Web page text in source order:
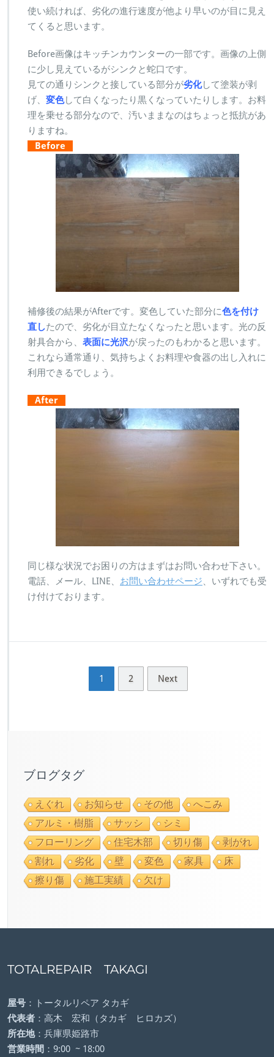
使い続ければ、劣化の進行速度が他より早いのが目に見え
てくると思います。
Before画像はキッチンカウンターの一部です。画像の上側
に少し見えているがシンクと蛇口です。
見ての通りシンクと接している部分が劣化して塗装が剥
げ、 変色して白くなったり黒くなっていたりします。お料
理を乗せる部分なので、汚いままなのはちょっと抵抗があ
りますね。
Before
補修後の結果がAfterです。変色していた部分に色を付け
直したので、劣化が目立たなくなったと思います。光の反
射具合から、 表面に光沢が戻ったのもわかると思います。
これなら通常通り、気持ちよくお料理や食器の出し入れに
利用できるでしょう。
After
同じ様な状況でお困りの方はまずはお問い合わせ下さい。
電話、メール、LINE、 お問い合わせページ、いずれでも受
け付けております。
1 2 Next
ブログタグ
えぐれ お知らせ その他
へこみ
アルミ・樹脂
サッシ
シミ
フローリング
住宅木部 切り傷
剥がれ
割れ
劣化 壁 変色 家具
床
擦り傷
施工実績 欠け
TOTALREPAIR TAKAGI
屋号 ：トータルリペア タカギ
代表者 ：高木 宏和（タカギ ヒロカズ）
所在地：兵庫県姫路市
営業時間 ：9:00 ~ 18:00